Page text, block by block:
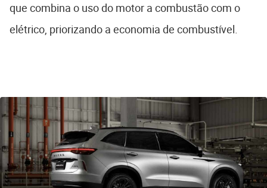
que combina o uso do motor a combustão com o
elétrico, priorizando a economia de combustível.